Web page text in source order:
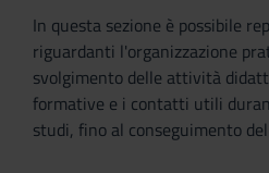
In questa sezione è possibile
riguardanti l'organizzazione
svolgimento delle attività
formative e i contatti utili
studi, fino al conseguimento